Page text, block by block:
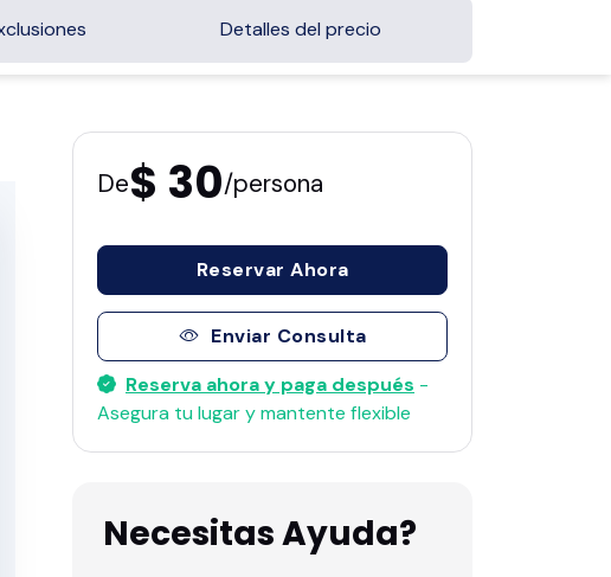
Detalles del precio
De$ 30/persona
Reservar Ahora
Enviar Consulta
Reserva ahora y paga después -
Asegura tu lugar y mantente flexible
Necesitas Ayuda?